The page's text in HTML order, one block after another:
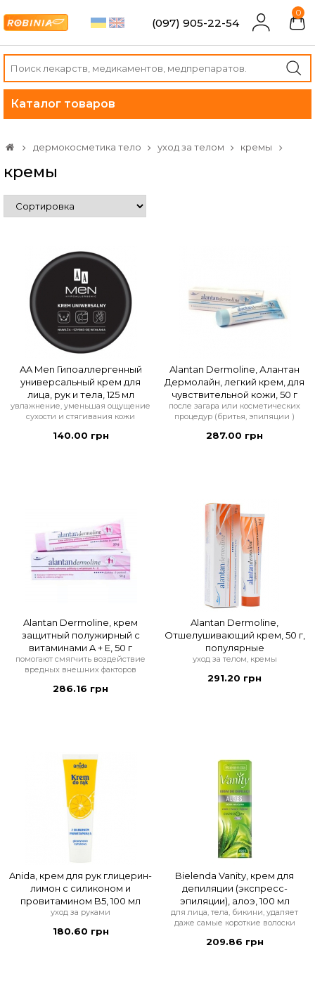
(097) 905-22-54
0
Каталог товаров
дермокосметика тело уход за телом кремы
кремы
AA Men Гипоаллергенный
универсальный крем для
лица, рук и тела, 125 мл
увлажнение, уменьшая ощущение
сухости и стягивания кожи
140.00 грн
Alantan Dermoline, Алантан
Дермолайн, легкий крем, для
чувствительной кожи, 50 г
после загара или косметических
процедур (бритья, эпиляции )
287.00 грн
Alantan Dermoline, крем
защитный полужирный с
витаминами A + E, 50 г
помогают смягчить воздействие
вредных внешних факторов
286.16 грн
Alantan Dermoline,
Отшелушивающий крем, 50 г,
популярные
уход за телом, кремы
291.20 грн
Anida, крем для рук глицерин-
лимон с силиконом и
провитамином B5, 100 мл
уход за руками
180.60 грн
Bielenda Vanity, крем для
депиляции (экспресс-
эпиляции), алоэ, 100 мл
для лица, тела, бикини, удаляет
даже самые короткие волоски
209.86 грн